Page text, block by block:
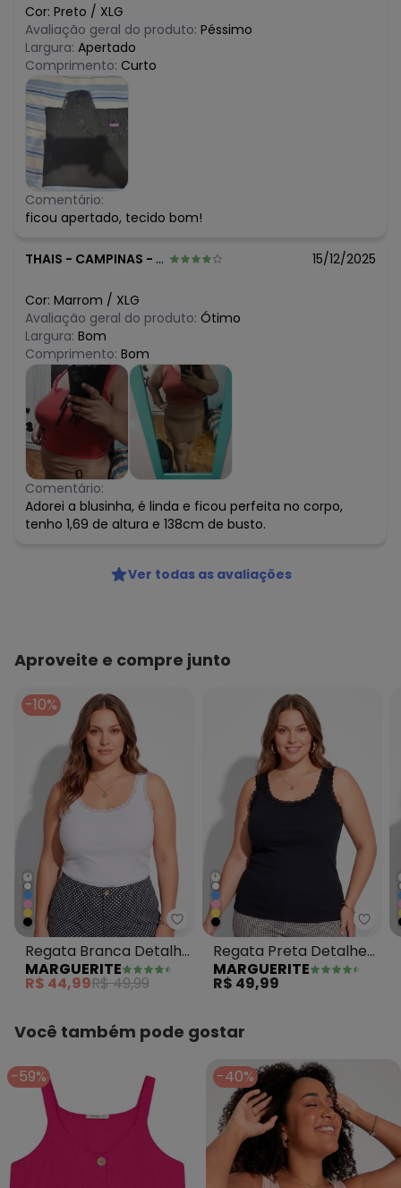
Cor: Preto / XLG
Avaliação geral do produto: Péssimo
Largura: Apertado
Comprimento: Curto
Comentário:
ficou apertado, tecido bom!
THAIS - CAMPINAS - SP 15/12/2025
Cor: Marrom / XLG
Avaliação geral do produto: Ótimo
Largura: Bom
Comprimento: Bom
Comentário:
Adorei a blusinha, é linda e ficou perfeita no corpo,
tenho 1,69 de altura e 138cm de busto.
Ver todas as avaliações
Aproveite e compre junto
-10%
+
Marguerite - Regata Branca
Regata Branca Detalhe
Renda Plus Size
MARGUERITE
R$ 44,99R$ 49,99
+
Regata Preta Detalhe
Renda Plus Size
MARGUERITE
R$ 49,99
Você também pode gostar
-59% -40%